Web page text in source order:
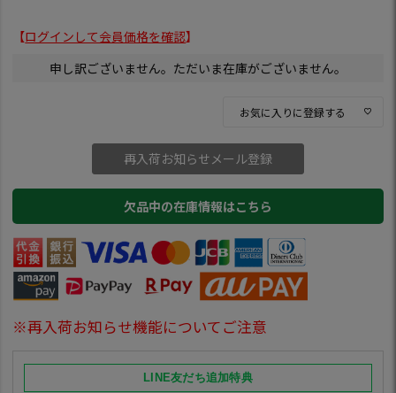
【ログインして会員価格を確認】
申し訳ございません。ただいま在庫がございません。
お気に入りに登録する
再入荷お知らせメール登録
欠品中の在庫情報はこちら
※再入荷お知らせ機能についてご注意
LINE友だち追加特典